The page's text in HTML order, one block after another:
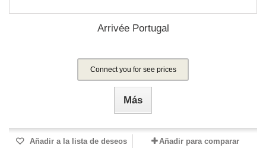
Arrivée Portugal
Connect you for see prices
Más
Añadir a la lista de deseos Añadir para comparar